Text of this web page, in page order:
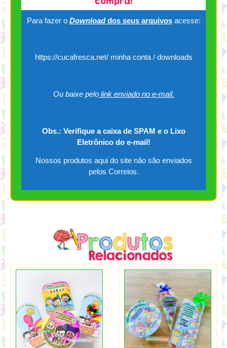
Para fazer o Downloaddos seus arquivos acesse:
https://cucafresca.net/ minha conta / downloads
Ou baixe pelolink enviado no e-mail.
Obs.: Verifique a caixa de SPAM e o Lixo
Eletrônico do e-mail!
Nossos produtos aqui do site não são enviados
pelos Correios.